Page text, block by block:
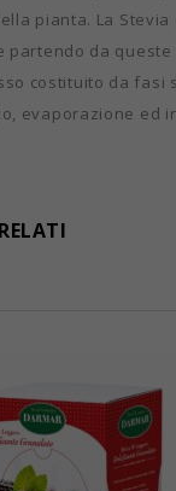
pianta. La Stevia
partendo da queste
costituito da fasi
evaporazione ed